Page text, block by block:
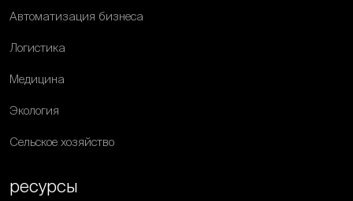
Автоматизация бизнеса
Логистика
Медицина
Экология
Сельское хозяйство
ресурсы